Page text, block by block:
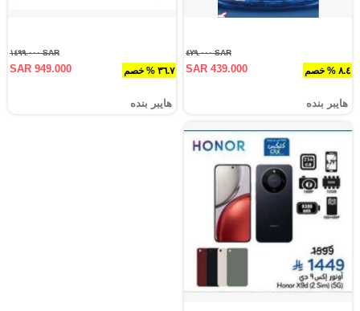
٨.٤ % خصم
SAR ٤٧٩.٠٠٠
SAR 439.000
هايبر بنده
٣٦.٧ % خصم
SAR ١٤٩٩.٠٠٠
SAR 949.000
هايبر بنده